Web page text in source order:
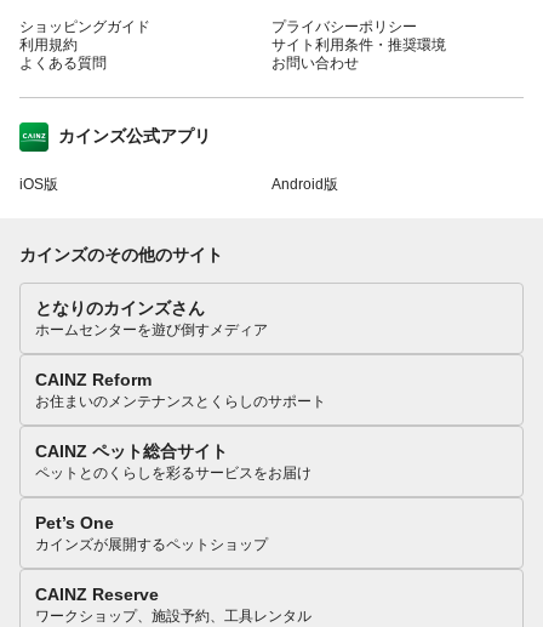
ショッピングガイド
利用規約
よくある質問
プライバシーポリシー
サイト利用条件・推奨環境
お問い合わせ
カインズ公式アプリ
iOS版 Android版
カインズのその他のサイト
となりのカインズさん
ホームセンターを遊び倒すメディア
CAINZ Reform
お住まいのメンテナンスとくらしのサポート
CAINZ ペット総合サイト
ペットとのくらしを彩るサービスをお届け
Pet’s One
カインズが展開するペットショップ
CAINZ Reserve
ワークショップ、施設予約、工具レンタル